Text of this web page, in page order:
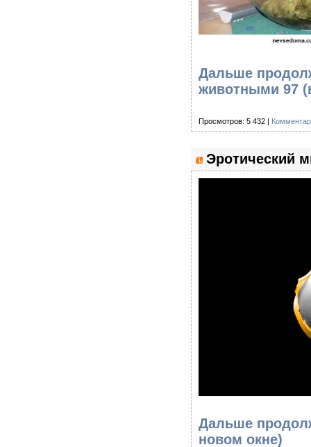
Дальше
животными 97
Просмотров: 5 432 |
Эротический
Дальше
новом окне)